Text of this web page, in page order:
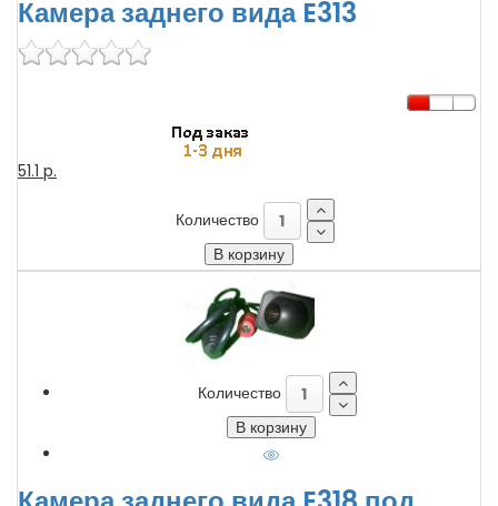
Камера заднего вида E313
51.1 p.
Количество
Количество